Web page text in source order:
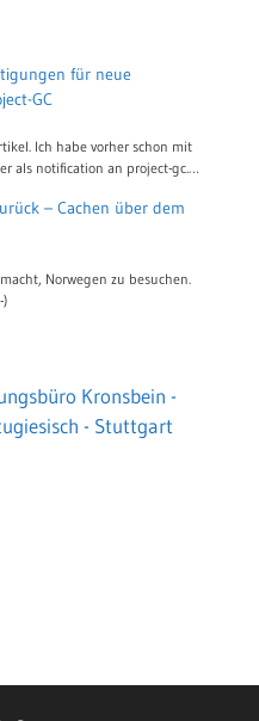
für neue
GC
Ich habe vorher schon mit
als notification an project-gc.…
– Cachen über dem
Norwegen zu besuchen.
)
Kronsbein -
- Stuttgart